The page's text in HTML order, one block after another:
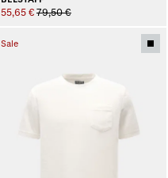
55,65 € 79,50 €
Sale